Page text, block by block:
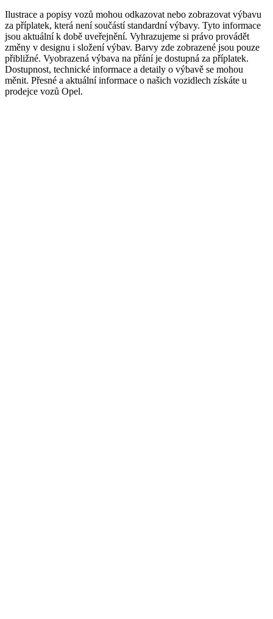
Ilustrace a popisy vozů mohou odkazovat nebo zobrazovat výbavu
za příplatek, která není součástí standardní výbavy. Tyto informace
jsou aktuální k době uveřejnění. Vyhrazujeme si právo provádět
změny v designu i složení výbav. Barvy zde zobrazené jsou pouze
přibližné. Vyobrazená výbava na přání je dostupná za příplatek.
Dostupnost, technické informace a detaily o výbavě se mohou
měnit. Přesné a aktuální informace o našich vozidlech získáte u
prodejce vozů Opel.